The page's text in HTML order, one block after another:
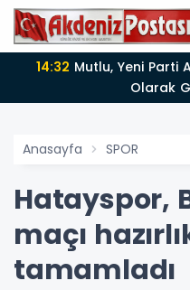
14:12Anamur'da Kasten öldürmeye teşebbüs şüphelisi
Anasayfa SPOR
Hatayspor,
maçı
tamamladı